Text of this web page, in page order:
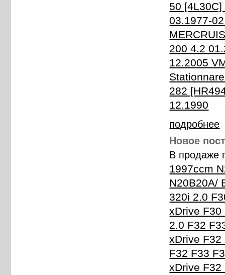
50
03.1977-
200 4.2
12.2005
282
12.1990
подробнее
Новое
В продаже
1997ccm
N20B20A/
320i 2.0
xDrive F30
2.0 F32
xDrive F32
F32 F33
xDrive F32